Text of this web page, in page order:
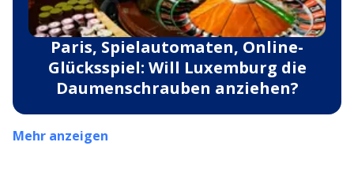
Paris, Spielautomaten, Online-
Glücksspiel: Will Luxemburg die
Daumenschrauben anziehen?
Mehr anzeigen